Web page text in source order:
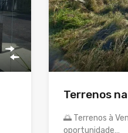
Terrenos
🌅 Terrenos à
oportunidade…